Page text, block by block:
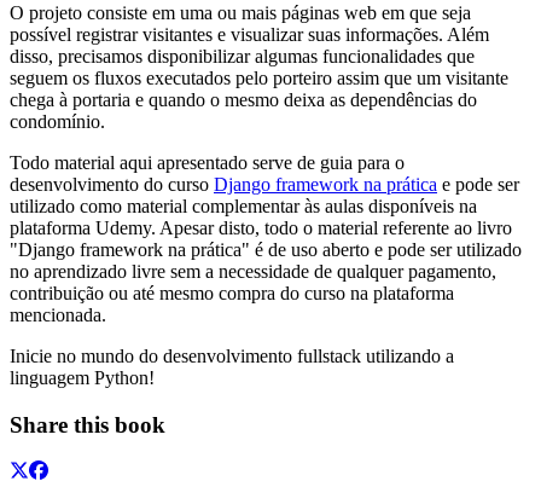
O projeto consiste em uma ou mais páginas web em que seja
possível registrar visitantes e visualizar suas informações. Além
disso, precisamos disponibilizar algumas funcionalidades que
seguem os fluxos executados pelo porteiro assim que um visitante
chega à portaria e quando o mesmo deixa as dependências do
condomínio.
Todo material aqui apresentado serve de guia para o
desenvolvimento do curso Django framework na prática e pode ser
utilizado como material complementar às aulas disponíveis na
plataforma Udemy. Apesar disto, todo o material referente ao livro
"Django framework na prática" é de uso aberto e pode ser utilizado
no aprendizado livre sem a necessidade de qualquer pagamento,
contribuição ou até mesmo compra do curso na plataforma
mencionada.
Inicie no mundo do desenvolvimento fullstack utilizando a
linguagem Python!
Share this book